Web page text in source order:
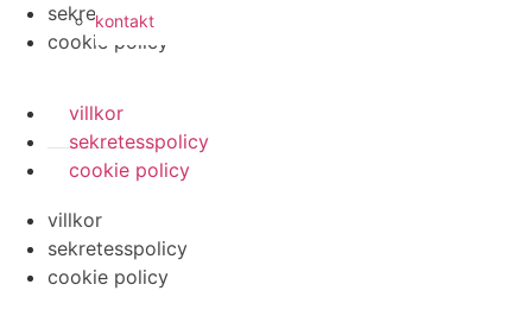
kontakt
sekretesspolicy
cookie policy
villkor
sekretesspolicy
cookie policy
villkor
sekretesspolicy
cookie policy